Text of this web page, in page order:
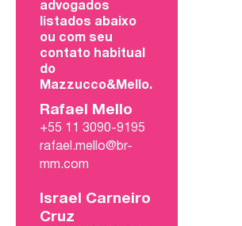
advogados
listados abaixo
ou com seu
contato habitual
do
Mazzucco&Mello.
Rafael Mello
+55 11 3090-9195
rafael.mello@br-
mm.com
Israel Carneiro
Cruz